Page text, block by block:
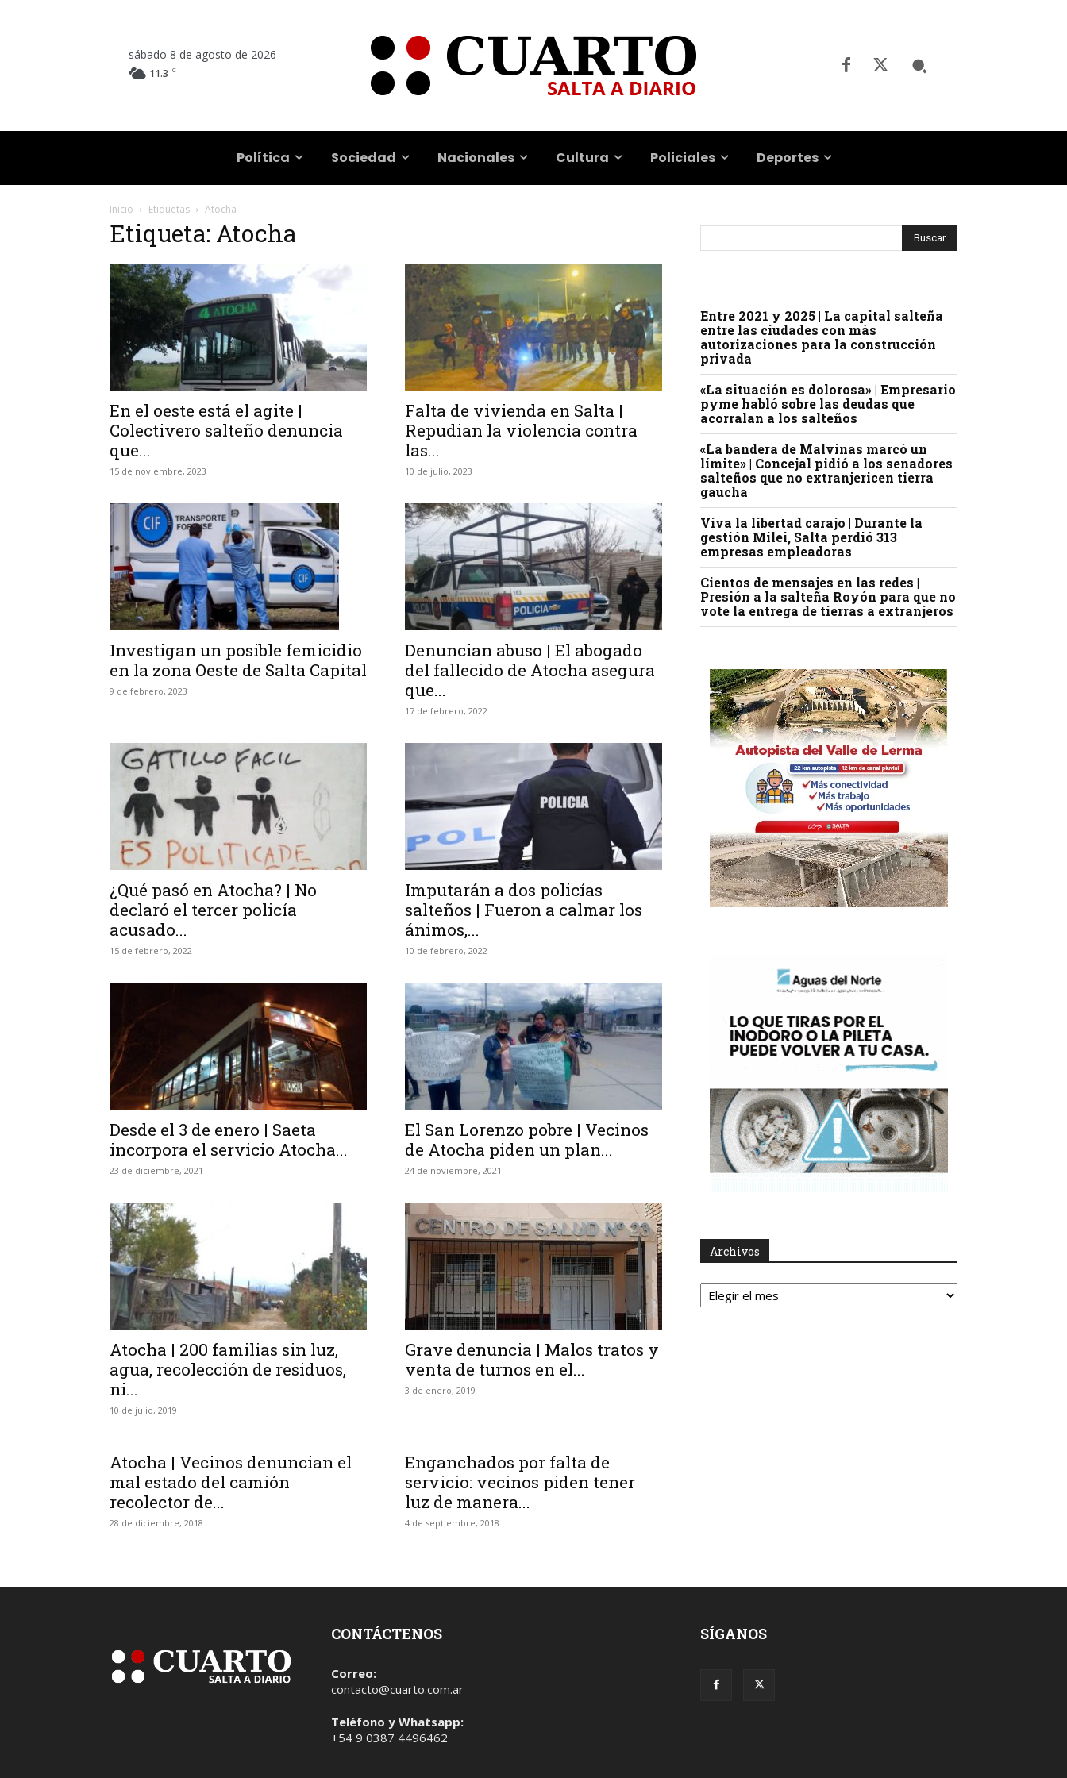
sábado 8 de agosto de 2026
11.3 C
Política Sociedad Nacionales Cultura Policiales Deportes
Inicio Etiquetas Atocha
Etiqueta: Atocha
En el oeste está el agite |
Colectivero salteño denuncia
que...
15 de noviembre, 2023
Falta de vivienda en Salta |
Repudian la violencia contra
las...
10 de julio, 2023
Investigan un posible femicidio
en la zona Oeste de Salta Capital
9 de febrero, 2023
Denuncian abuso | El abogado
del fallecido de Atocha asegura
que...
17 de febrero, 2022
¿Qué pasó en Atocha? | No
declaró el tercer policía
acusado...
15 de febrero, 2022
Imputarán a dos policías
salteños | Fueron a calmar los
ánimos,...
10 de febrero, 2022
Desde el 3 de enero | Saeta
incorpora el servicio Atocha...
23 de diciembre, 2021
El San Lorenzo pobre | Vecinos
de Atocha piden un plan...
24 de noviembre, 2021
Atocha | 200 familias sin luz,
agua, recolección de residuos,
ni...
10 de julio, 2019
Grave denuncia | Malos tratos y
venta de turnos en el...
3 de enero, 2019
Atocha | Vecinos denuncian el
mal estado del camión
recolector de...
28 de diciembre, 2018
Enganchados por falta de
servicio: vecinos piden tener
luz de manera...
4 de septiembre, 2018
Entre 2021 y 2025 | La capital salteña
entre las ciudades con más
autorizaciones para la construcción
privada
«La situación es dolorosa» | Empresario
pyme habló sobre las deudas que
acorralan a los salteños
«La bandera de Malvinas marcó un
límite» | Concejal pidió a los senadores
salteños que no extranjericen tierra
gaucha
Viva la libertad carajo | Durante la
gestión Milei, Salta perdió 313
empresas empleadoras
Cientos de mensajes en las redes |
Presión a la salteña Royón para que no
vote la entrega de tierras a extranjeros
Archivos
Archivos
CONTÁCTENOS
Correo:
contacto@cuarto.com.ar
Teléfono y Whatsapp:
+54 9 0387 4496462
SÍGANOS